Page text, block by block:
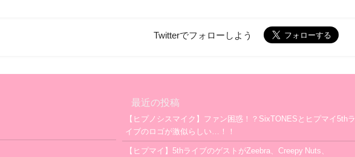
Twitterでフォローしよう
最近の投稿
【ヒプノシスマイク】ファン困惑！？SixTONESとヒプマイ5thラ
イブのロゴが激似らしい…！！
【ヒプマイ】5thライブのゲストがZeebra、Creepy Nuts、